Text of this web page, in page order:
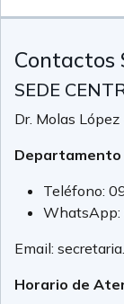
Contactos
SEDE
Dr. Molas
Teléfono:
WhatsApp:
Email:
Horario de